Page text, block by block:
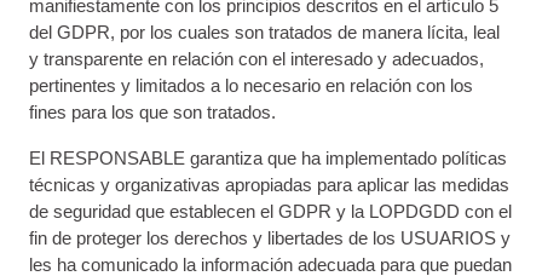
manifiestamente con los principios descritos en el artículo 5
del GDPR, por los cuales son tratados de manera lícita, leal
y transparente en relación con el interesado y adecuados,
pertinentes y limitados a lo necesario en relación con los
fines para los que son tratados.
El RESPONSABLE garantiza que ha implementado políticas
técnicas y organizativas apropiadas para aplicar las medidas
de seguridad que establecen el GDPR y la LOPDGDD con el
fin de proteger los derechos y libertades de los USUARIOS y
les ha comunicado la información adecuada para que puedan